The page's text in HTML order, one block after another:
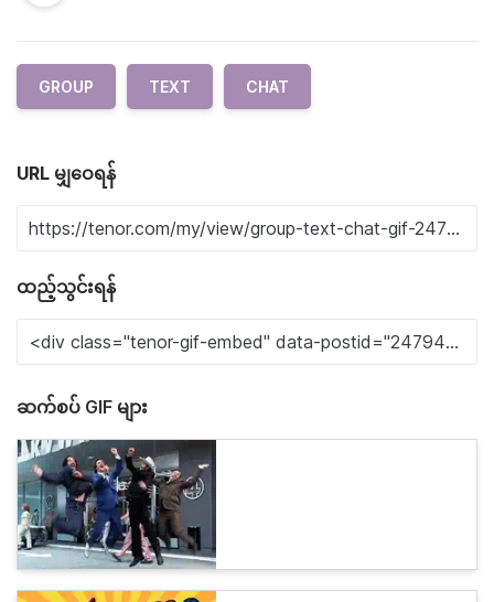
GROUP TEXT CHAT
URL မျှဝေရန်
ထည့်သွင်းရန်
ဆက်စပ် GIF များ